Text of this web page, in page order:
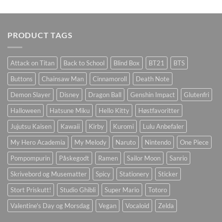
PRODUCT TAGS
Attack on Titan Back to School Blind Box BT21
BTS
Buttons
Chainsaw Man Cinnamoroll
Death Note
Demon Slayer
Disney Dragon Ball Genshin Impact
Glutenfri
Halloween
Hatsune Miku Hello Kitty
Høstfavoritter
Jujutsu Kaisen
Kawaii Kirby Kuromi
Lulu Anbefaler
My Hero Academia
My Melody Naruto Nintendo
One Piece
Pompompurin
Påskegodt Ramen Sailor Moon
Sanrio
Skrivebord og Musematter
Spicy Stationery
Sticker
Stort Priskutt!
Studio Ghibli Super Mario
Totoro
Valentine's Day og Morsdag
Vegan Vocaloid Zelda